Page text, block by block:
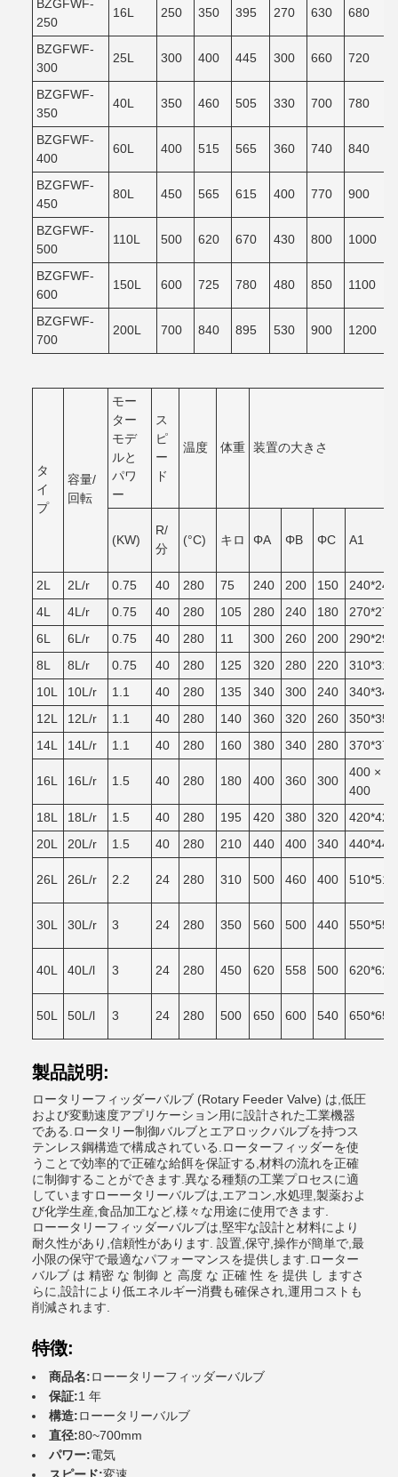
BZGFWF-
250
16L 250 350 395 270 630 680
BZGFWF-
300
25L 300 400 445 300 660 720
BZGFWF-
350
40L 350 460 505 330 700 780
BZGFWF-
400
60L 400 515 565 360 740 840
BZGFWF-
450
80L 450 565 615 400 770 900
BZGFWF-
500
110L 500 620 670 430 800 1000
BZGFWF-
600
150L 600 725 780 480 850 1100
BZGFWF-
700
200L 700 840 895 530 900 1200
タ
イ
プ
容量/
回転
モー
ター
モデ
ルと
パワ
ー
ス
ピ
ー
ド
温度 体重 装置の大きさ
(KW)
R/
分
(°C) キロ ΦA ΦB ΦC A1
2L 2L/r 0.75 40 280 75 240 200 150
240*240
4L
4L/r 0.75 40 280 105 280 240 180
270*270
6L
6L/r 0.75 40 280 11 300 260 200
290*290
8L
8L/r 0.75 40 280 125 320 280 220
310*310
10L
10L/r 1.1 40 280 135 340 300 240
340*340
12L
12L/r 1.1 40 280 140 360 320 260
350*350
14L
14L/r 1.1 40 280 160 380 340 280 370*370
16L 16L/r 1.5 40 280 180 400 360 300
400 ×
400
18L
18L/r 1.5 40 280 195 420 380 320
420*420
20L
20L/r 1.5 40 280 210 440 400 340 440*440
26L 26L/r 2.2 24 280 310 500 460 400 510*510
30L 30L/r 3 24 280 350 560 500 440 550*550
40L 40L/l 3 24 280 450 620 558 500 620*620
50L 50L/l 3 24 280 500 650 600 540 650*650
製品説明:
ロータリーフィッダーバルブ (Rotary Feeder Valve) は,低圧
および変動速度アプリケーション用に設計された工業機器
である.ロータリー制御バルブとエアロックバルブを持つス
テンレス鋼構造で構成されている.ローターフィッダーを使
うことで効率的で正確な給餌を保証する,材料の流れを正確
に制御することができます.異なる種類の工業プロセスに適
していますローータリーバルブは,エアコン,水処理,製薬およ
び化学生産,食品加工など,様々な用途に使用できます.
ローータリーフィッダーバルブは,堅牢な設計と材料により
耐久性があり,信頼性があります. 設置,保守,操作が簡単で,最
小限の保守で最適なパフォーマンスを提供します.ローター
バルブ は 精密 な 制御 と 高度 な 正確 性 を 提供 し ますさ
らに,設計により低エネルギー消費も確保され,運用コストも
削減されます.
特徴:
商品名:ローータリーフィッダーバルブ
保証:1 年
構造:ローータリーバルブ
直径:80~700mm
パワー:電気